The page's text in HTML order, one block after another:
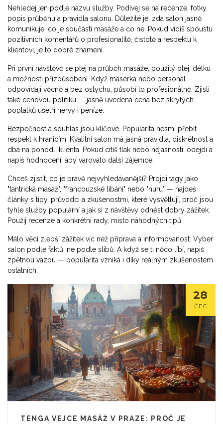
Nehledej jen podle názvu služby. Podívej se na recenze, fotky,
popis průběhu a pravidla salonu. Důležité je, zda salon jasně
komunikuje, co je součástí masáže a co ne. Pokud vidíš spoustu
pozitivních komentářů o profesionalitě, čistotě a respektu k
klientovi, je to dobré znamení.
Při první návštěvě se ptej na průběh masáže, použitý olej, délku
a možnosti přizpůsobení. Když masérka nebo personál
odpovídají věcně a bez ostychu, působí to profesionálně. Zjisti
také cenovou politiku — jasně uvedená cena bez skrytých
poplatků ušetří nervy i peníze.
Bezpečnost a souhlas jsou klíčové. Popularita nesmí přebít
respekt k hranicím. Kvalitní salon má jasná pravidla, diskrétnost a
dbá na pohodlí klienta. Pokud cítíš tlak nebo nejasnosti, odejdi a
napiš hodnocení, aby varovalo další zájemce.
Chceš zjistit, co je právě nejvyhledávanější? Projdi tagy jako
"tantrická masáž", "francouzské líbání" nebo "nuru" — najdeš
články s tipy, průvodci a zkušenostmi, které vysvětlují, proč jsou
tyhle služby populární a jak si z návštěvy odnést dobrý zážitek.
Použij recenze a konkrétní rady, místo náhodných tipů.
Málo věcí zlepší zážitek víc než příprava a informovanost. Vyber
salon podle faktů, ne podle slibů. A když se ti něco líbí, napiš
zpětnou vazbu — popularita vzniká i díky reálným zkušenostem
ostatních.
28
ČEC
TENGA VEJCE MASÁŽ V PRAZE: PROČ JE